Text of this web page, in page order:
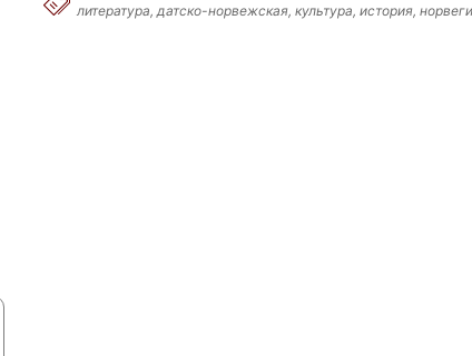
литература, датско-норвежская, культура, история,